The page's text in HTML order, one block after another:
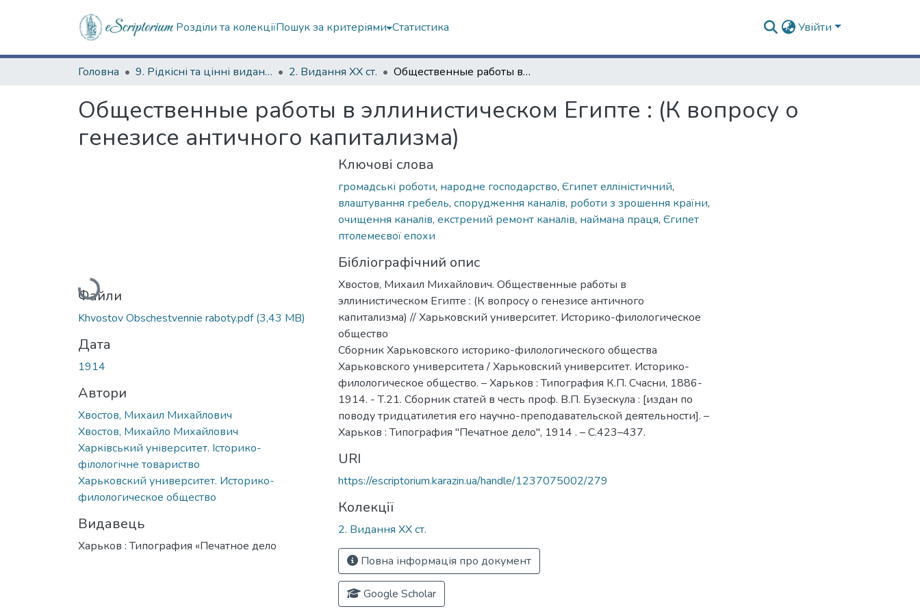
Розділи та колекціїПошук за критеріями Статистика Увійти
Головна 9. Рідкісні та цінні видання 2. Видання ХХ ст. Общественные работы в эллинистическом Египте : (К вопросу о генезисе античного капитализма)
Общественные работы в эллинистическом Египте : (К вопросу о
генезисе античного капитализма)
Вантажиться...
Файли
Khvostov Obschestvennie raboty.pdf(3,43 MB)
Дата
1914
Автори
Хвостов, Михаил Михайлович
Хвостов, Михайло Михайлович
Харківський університет. Історико-
філологічне товариство
Харьковский университет. Историко-
филологическое общество
Видавець
Харьков : Типография «Печатное дело
Ключові слова
громадські роботи, народне господарство, Єгипет елліністичний,
влаштування гребель, спорудження каналів, роботи з зрошення країни,
очищення каналів, екстрений ремонт каналів, наймана праця, Єгипет
птолемеєвої епохи
Бібліографічний опис
Хвостов, Михаил Михайлович. Общественные работы в
эллинистическом Египте : (К вопросу о генезисе античного
капитализма) // Харьковский университет. Историко-филологическое
общество
Сборник Харьковского историко-филологического общества
Харьковского университета / Харьковский университет. Историко-
филологическое общество. – Харьков : Типография К.П. Счасни, 1886-
1914. - Т.21. Сборник статей в честь проф. В.П. Бузескула : [издан по
поводу тридцатилетия его научно-преподавательской деятельности]. –
Харьков : Типография "Печатное дело", 1914 . – С.423–437.
URI
https://escriptorium.karazin.ua/handle/1237075002/279
Колекції
2. Видання ХХ ст.
Повна інформація про документ
Google Scholar